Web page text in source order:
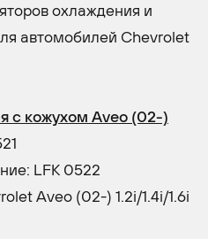
охлаждения и
автомобилей Chevrolet
с кожухом Aveo (02-)
LFK 0522
Aveo (02-) 1.2i/1.4i/1.6i